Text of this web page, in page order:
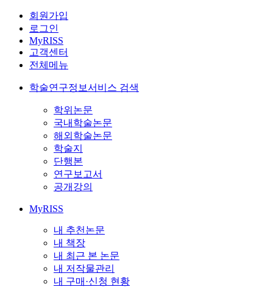
회원가입
로그인
MyRISS
고객센터
전체메뉴
학술연구정보서비스 검색
학위논문
국내학술논문
해외학술논문
학술지
단행본
연구보고서
공개강의
MyRISS
내 추천논문
내 책장
내 최근 본 논문
내 저작물관리
내 구매·신청 현황